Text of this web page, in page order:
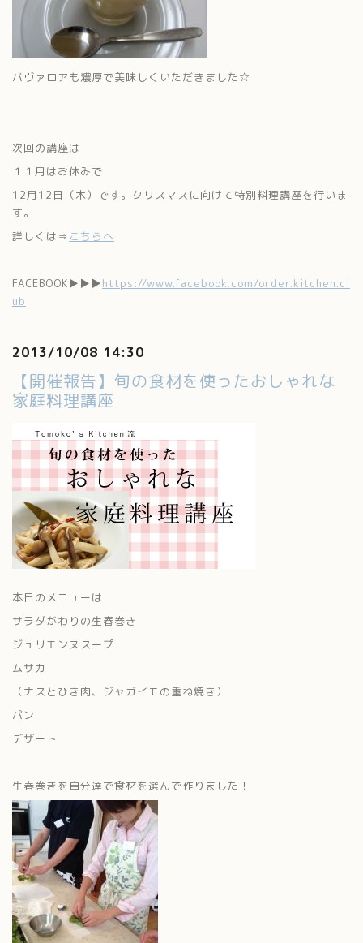
バヴァロアも濃厚で美味しくいただきました☆
次回の講座は
１１月はお休みで
12月12日（木）です。クリスマスに向けて特別料理講座を行いま
す。
詳しくは⇒ こちらへ
FACEBOOK▶▶▶https://www.facebook.com/order.kitchen.cl
ub
2013/10/08 14:30
【開催報告】旬の食材を使ったおしゃれな
家庭料理講座
本日のメニューは
サラダがわりの生春巻き
ジュリエンヌスープ
ムサカ
（ナスとひき肉、ジャガイモの重ね焼き）
パン
デザート
生春巻きを自分達で食材を選んで作りました！